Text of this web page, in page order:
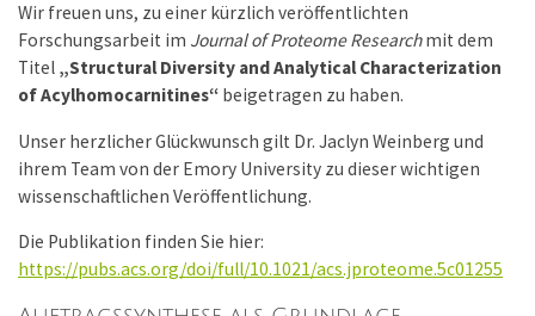
Wir freuen uns, zu einer kürzlich veröffentlichten
Forschungsarbeit im Journal of Proteome Researchmit dem
Titel „Structural Diversity and Analytical Characterization
of Acylhomocarnitines“ beigetragen zu haben.
Unser herzlicher Glückwunsch gilt Dr. Jaclyn Weinberg und
ihrem Team von der Emory University zu dieser wichtigen
wissenschaftlichen Veröffentlichung.
Die Publikation finden Sie hier:
https://pubs.acs.org/doi/full/10.1021/acs.jproteome.5c01255